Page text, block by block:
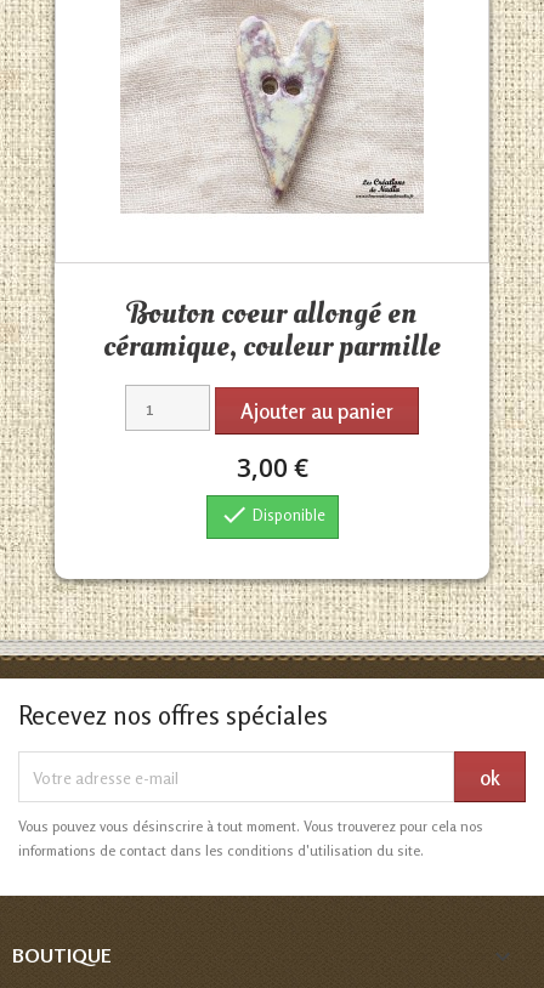
Bouton coeur allongé en
céramique, couleur parmille
Ajouter au panier
3,00 €
 Disponible
Recevez nos offres spéciales
Vous pouvez vous désinscrire à tout moment. Vous trouverez pour cela nos
informations de contact dans les conditions d'utilisation du site.
BOUTIQUE 